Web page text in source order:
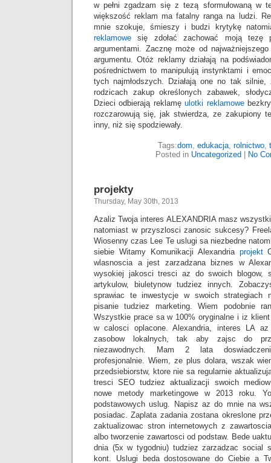
w pełni zgadzam się z tezą sformułowaną w
większość reklam ma fatalny ranga na ludzi.
mnie szokuje, śmieszy i budzi krytykę
reklamowe się zdołać zachować moją tezę
argumentami. Zacznę może od
argumentu. Otóż reklamy działają na
pośrednictwem to manipulują instynktami i
tych najmłodszych. Działają one no tak
rodzicach zakup określonych zabawek,
Dzieci odbierają reklamęulotki reklamowe
rozczarowują się, jak stwierdza, ze zakupiony
inny, niż się spodziewały.
Tags:dom, edukacja, rolnictwo,
Posted in Uncategorized No
projekty
Thursday, May 30th, 2013
Azaliz Twoja interes ALEXANDRIA masz
natomiast w przyszlosci zanosic sukcesy?
Wiosenny czas Lee Te uslugi sa niezbedne
siebie Witamy Komunikacji Alexandria projekt
wlasnoscia a jest zarzadzana biznes w
wysokiej jakosci tresci az do swoich blogow,
artykulow, biuletynow tudziez innych.
sprawiac te inwestycje w swoich strategiach
pisanie tudziez marketing. Wiem podobnie
Wszystkie prace sa w 100% oryginalne i iz
w calosci oplacone. Alexandria, interes LA
zasobow lokalnych, tak aby zajsc do
niezawodnych. Mam 2 lata
profesjonalnie. Wiem, ze plus dolara, wszak
przedsiebiorstw, ktore nie sa regularnie
tresci SEO tudziez aktualizacji swoich
nowe metody marketingowe w 2013 roku.
podstawowych uslug. Napisz az do mnie na
posiadac. Zaplata zadania zostana okreslone
zaktualizowac stron internetowych z
albo tworzenie zawartosci od podstaw. Bede
dnia (5x w tygodniu) tudziez zarzadzac social
kont. Uslugi beda dostosowane do Ciebie a